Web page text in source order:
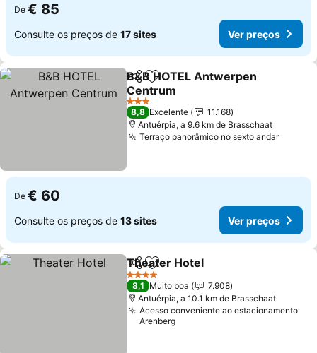
De € 85
Consulte os preços de 17 sites Ver preços
PartilharAdicionar aos favoritos
B&B HOTEL Antwerpen
Centrum
3 Estrelas
8,8 Excelente
11.168
Antuérpia, a 9.6 km de Brasschaat
Terraço panorâmico no sexto andar
De € 60
Consulte os preços de 13 sites Ver preços
PartilharAdicionar aos favoritos
Theater Hotel
4 Estrelas
8,1 Muito boa
7.908
Antuérpia, a 10.1 km de Brasschaat
Acesso conveniente ao estacionamento
Arenberg